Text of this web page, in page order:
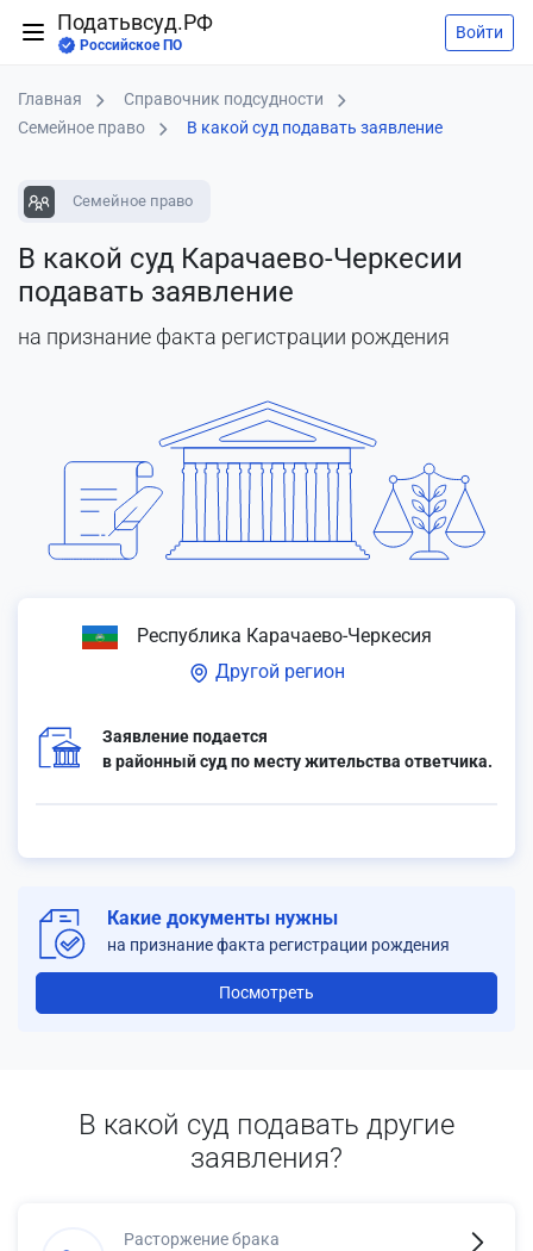
Податьвсуд.РФ
Российское ПО
Войти
Главная
Справочник подсудности
Семейное право
В какой суд подавать заявление
Семейное право
В какой суд Карачаево-Черкесии
подавать заявление
на признание факта регистрации рождения
Республика Карачаево-Черкесия
Другой регион
Заявление подается
в районный суд по месту жительства ответчика.
Какие документы нужны
на признание факта регистрации рождения
Посмотреть
В какой суд подавать другие
заявления?
Расторжение брака